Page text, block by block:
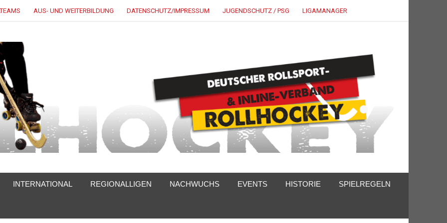
AUS- UND WEITERBILDUNG DATENSCHUTZ/IMPRESSUM JUGENDSCHUTZ / PSG LIGAMANAGER
INTERNATIONAL REGIONALLIGEN NACHWUCHS EVENTS HISTORIE SPIELREGELN